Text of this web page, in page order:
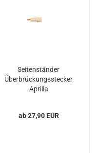
Seitenständer
Überbrückungsstecker
Aprilia
ab 27,90 EUR